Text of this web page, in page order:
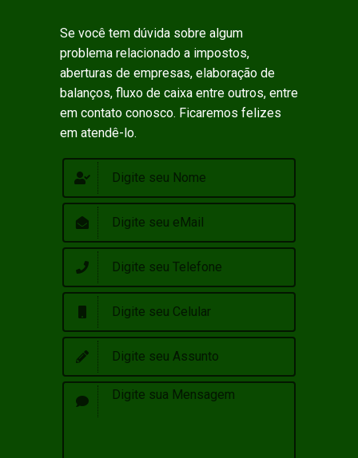
Se você tem dúvida sobre algum
problema relacionado a impostos,
aberturas de empresas, elaboração de
balanços, fluxo de caixa entre outros, entre
em contato conosco. Ficaremos felizes
em atendê-lo.